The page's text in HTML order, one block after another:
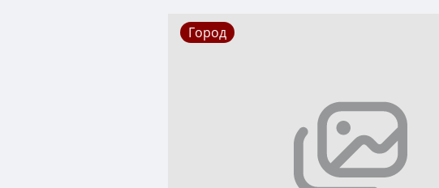
Город